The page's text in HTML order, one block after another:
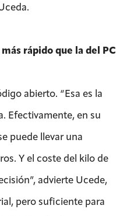
rápido que la del PC
abierto. “Esa es la
Efectivamente, en su
puede llevar una
Y el coste del kilo de
advierte Ucede,
pero suficiente para